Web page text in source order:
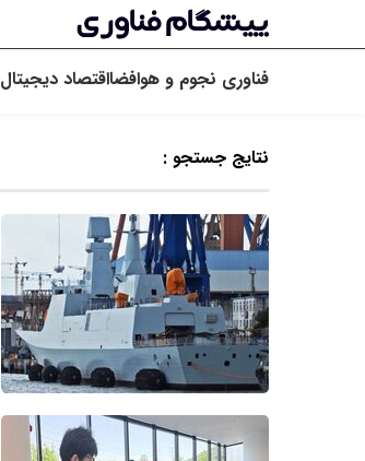
فناوری نجوم و هوافضااقتصاد دیجیتال
نتایج جستجو :